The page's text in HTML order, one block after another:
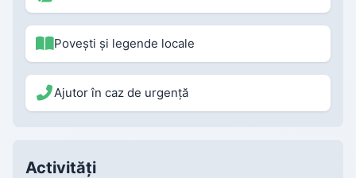
Povești și legende locale
Ajutor în caz de urgență
Activități